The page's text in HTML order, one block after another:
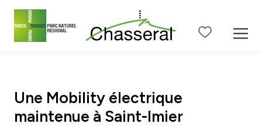
Contenu de la page
Une Mobility électrique
maintenue à Saint-Imier